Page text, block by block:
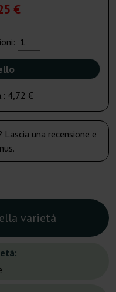
€
4,72 €
una recensione e
varietà